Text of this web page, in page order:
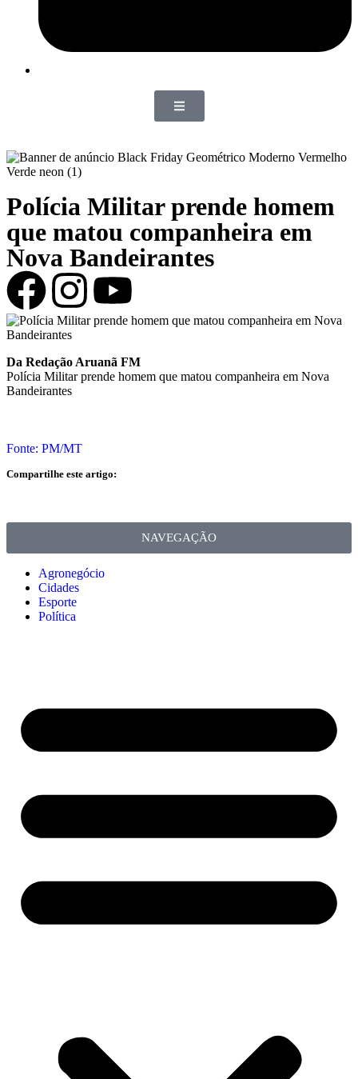
Polícia Militar prende homem
que matou companheira em
Nova Bandeirantes
Da Redação Aruanã FM
Polícia Militar prende homem que matou companheira em Nova
Bandeirantes
Fonte: PM/MT
Compartilhe este artigo:
NAVEGAÇÃO
Agronegócio
Cidades
Esporte
Política